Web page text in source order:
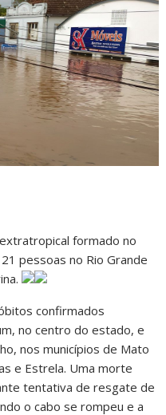
formado no
pessoas no Rio Grande
confirmados
no centro do estado, e
nos municípios de Mato
e Estrela. Uma morte
tentativa de resgate de
o cabo se rompeu e a